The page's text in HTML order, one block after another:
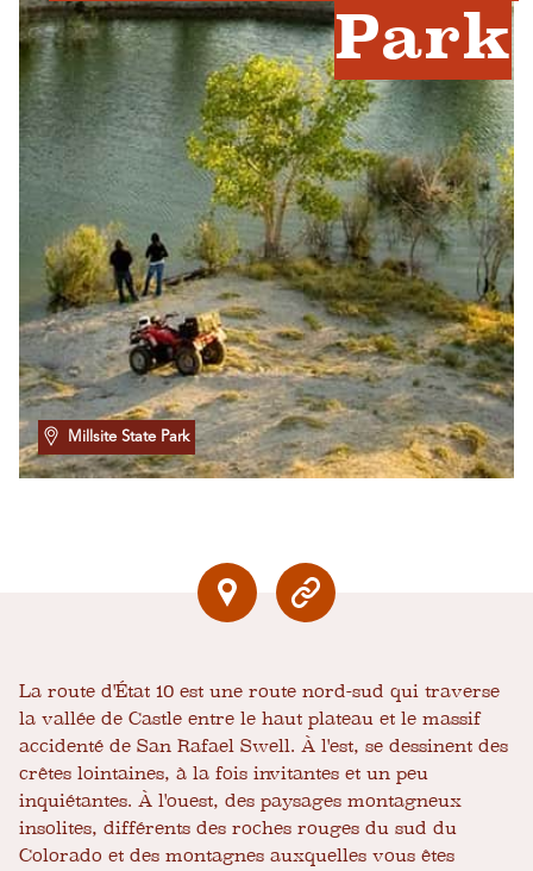
Park
Millsite State Park
La route d'État 10 est une route nord-sud qui traverse
la vallée de Castle entre le haut plateau et le massif
accidenté de San Rafael Swell. À l'est, se dessinent des
crêtes lointaines, à la fois invitantes et un peu
inquiétantes. À l'ouest, des paysages montagneux
insolites, différents des roches rouges du sud du
Colorado et des montagnes auxquelles vous êtes